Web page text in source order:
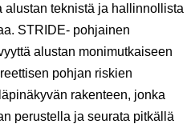
alustan teknistä ja hallinnollista
STRIDE- pohjainen
alustan monimutkaiseen
pohjan riskien
rakenteen, jonka
perustella ja seurata pitkällä